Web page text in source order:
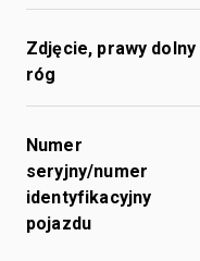
Zdjęcie, prawy dolny
róg
Numer
seryjny/numer
identyfikacyjny
pojazdu